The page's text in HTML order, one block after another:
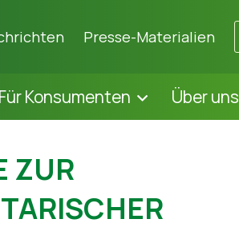
Presse-Materialien
Für Konsumenten Über uns
ZUR